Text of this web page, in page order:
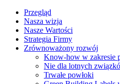
Przegląd
Nasza wizja
Nasze Wartości
Strategia Firmy
Zrównoważony rozwój
Know-how w zakresie
Nie dla lotnych
Trwałe powłoki